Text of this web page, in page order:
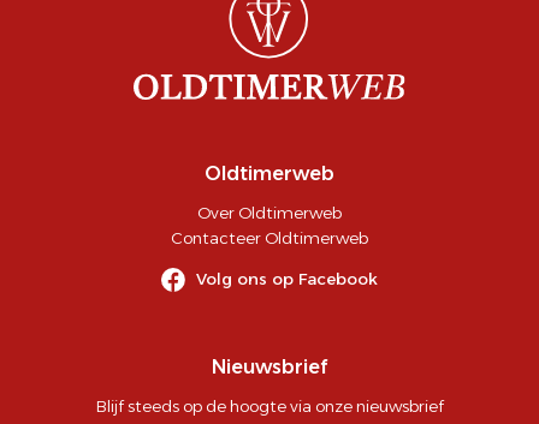
Oldtimerweb
Over Oldtimerweb
Contacteer Oldtimerweb
Volg ons op Facebook
Nieuwsbrief
Blijf steeds op de hoogte via onze nieuwsbrief